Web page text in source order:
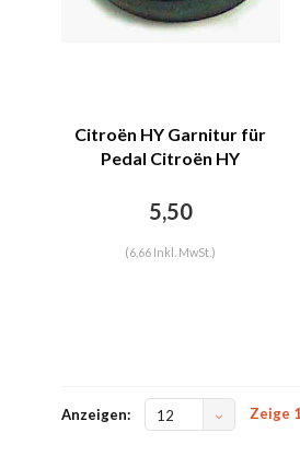
Citroën HY Garnitur für
Pedal Citroën HY
5,50
(6,66 Inkl. MwSt.)
Anzeigen: 12 Zeige